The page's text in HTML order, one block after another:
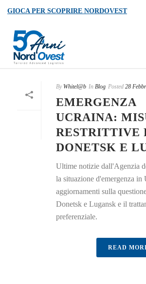
GIOCA PER SCOPRIRE NORDOVEST
By Whitel@b In Blog Posted 28
EMERGENZA
UCRAINA:
RESTRITTIVE
DONETSK E
Ultime notizie dall'Agenzia
la situazione d'emergenza
aggiornamenti sulla
Donetsk e Lugansk e il
preferenziale.
READ